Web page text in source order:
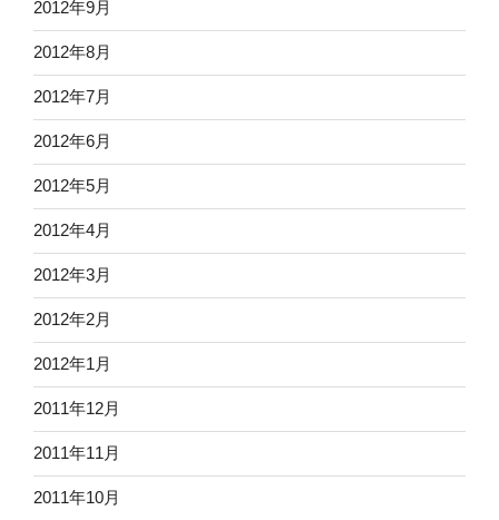
2012年9月
2012年8月
2012年7月
2012年6月
2012年5月
2012年4月
2012年3月
2012年2月
2012年1月
2011年12月
2011年11月
2011年10月